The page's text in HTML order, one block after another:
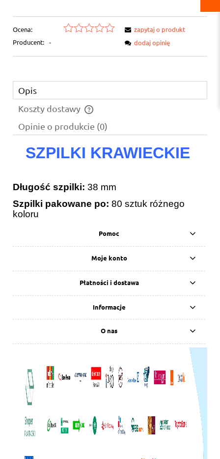
Ocena:
Producent: -
zapytaj o produkt
dodaj opinię
Opis
Koszty dostawy
Cena nie zawiera ewentualnych kosztów płatności
Opinie o produkcie (0)
SZPILKI KRAWIECKIE
Długość szpilki: 38 mm
Szpilki pakowane po: 80 sztuk różnego
koloru
Pomoc
Moje konto
Płatności i dostawa
Informacje
O nas